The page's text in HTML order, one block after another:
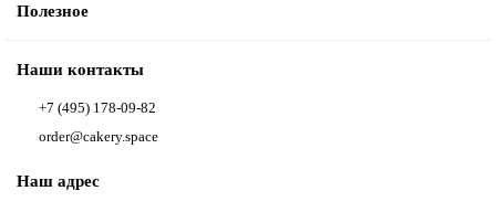
Полезное
Наши контакты
+7 (495) 178-09-82
order@cakery.space
Наш адрес